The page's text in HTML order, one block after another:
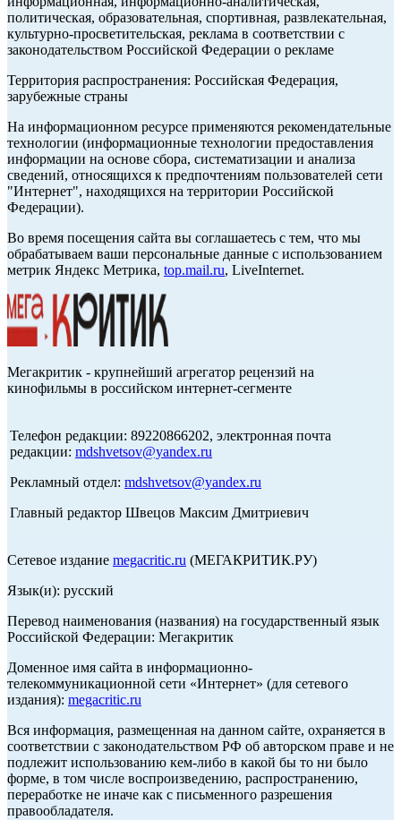
политическая, образовательная, спортивная, развлекательная,
культурно-просветительская, реклама в соответствии с
законодательством Российской Федерации о рекламе
Территория распространения: Российская Федерация,
зарубежные страны
На информационном ресурсе применяются рекомендательные
технологии (информационные технологии предоставления
информации на основе сбора, систематизации и анализа
сведений, относящихся к предпочтениям пользователей сети
"Интернет", находящихся на территории Российской
Федерации).
Во время посещения сайта вы соглашаетесь с тем, что мы
обрабатываем ваши персональные данные с использованием
метрик Яндекс Метрика, top.mail.ru, LiveInternet.
Мегакритик - крупнейший агрегатор рецензий на
кинофильмы в российском интернет-сегменте
Телефон редакции: 89220866202, электронная почта
редакции: mdshvetsov@yandex.ru
Рекламный отдел: mdshvetsov@yandex.ru
Главный редактор Швецов Максим Дмитриевич
Сетевое издание megacritic.ru (МЕГАКРИТИК.РУ)
Язык(и): русский
Перевод наименования (названия) на государственный язык
Российской Федерации: Мегакритик
Доменное имя сайта в информационно-
телекоммуникационной сети «Интернет» (для сетевого
издания): megacritic.ru
Вся информация, размещенная на данном сайте, охраняется в
соответствии с законодательством РФ об авторском праве и не
подлежит использованию кем-либо в какой бы то ни было
форме, в том числе воспроизведению, распространению,
переработке не иначе как с письменного разрешения
правообладателя.